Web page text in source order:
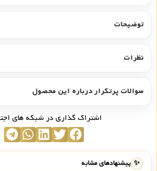
توضیحات
نظرات
سوالات پرتکرار درباره این محصول
اشتراک گذاری در شبکه های
✨ پیشنهادهای مشابه